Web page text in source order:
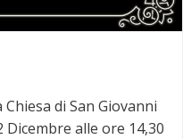
di San Giovanni
Dicembre alle ore 14,30